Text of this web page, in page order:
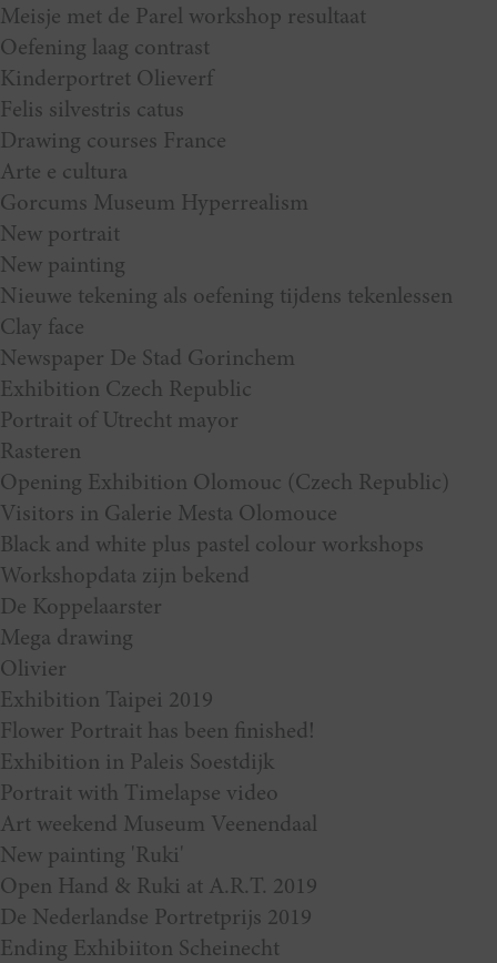
Meisje met de Parel workshop resultaat
Oefening laag contrast
Kinderportret Olieverf
Felis silvestris catus
Drawing courses France
Arte e cultura
Gorcums Museum Hyperrealism
New portrait
New painting
Nieuwe tekening als oefening tijdens tekenlessen
Clay face
Newspaper De Stad Gorinchem
Exhibition Czech Republic
Portrait of Utrecht mayor
Rasteren
Opening Exhibition Olomouc (Czech Republic)
Visitors in Galerie Mesta Olomouce
Black and white plus pastel colour workshops
Workshopdata zijn bekend
De Koppelaarster
Mega drawing
Olivier
Exhibition Taipei 2019
Flower Portrait has been finished!
Exhibition in Paleis Soestdijk
Portrait with Timelapse video
Art weekend Museum Veenendaal
New painting 'Ruki'
Open Hand & Ruki at A.R.T. 2019
De Nederlandse Portretprijs 2019
Ending Exhibiiton Scheinecht